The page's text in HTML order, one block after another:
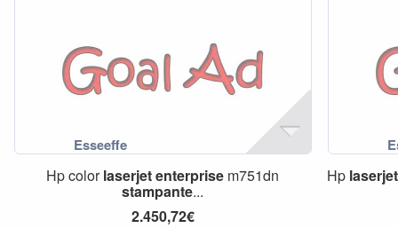
Hp colorlaserjetenterprise m751dn
stampante...
2.450,72€
Hp laserjet